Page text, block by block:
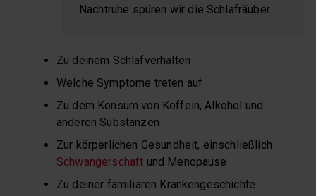
Nachtruhe spüren wir die Schlafräuber.
Zu deinem Schlafverhalten
Welche Symptome treten auf
Zu dem Konsum von Koffein, Alkohol und
anderen Substanzen
Zur körperlichen Gesundheit, einschließlich
Schwangerschaft und Menopause
Zu deiner familiären Krankengeschichte